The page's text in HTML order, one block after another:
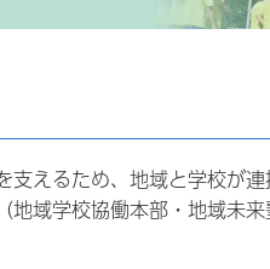
えるため、地域と学校が
域学校協働本部・地域未